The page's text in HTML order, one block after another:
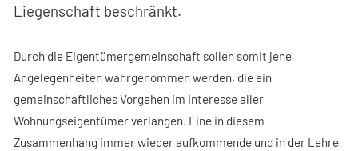
Liegenschaft beschränkt.
Durch die Eigentümergemeinschaft sollen somit jene
Angelegenheiten wahrgenommen werden, die ein
gemeinschaftliches Vorgehen im Interesse aller
Wohnungseigentümer verlangen. Eine in diesem
Zusammenhang immer wieder aufkommende und in der Lehre